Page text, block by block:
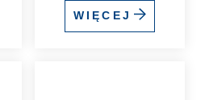
WIĘCEJ